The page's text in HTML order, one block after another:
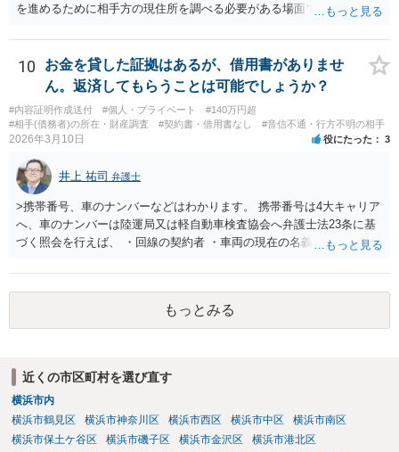
を進めるために相手方の現住所を調べる必要がある場面でも利用が検
は「住所調査だけ単体」で依頼するものではなく、支払督促申立てな
どの事件そのものを弁護士に依頼した上で、その事件処理の一環とし
て行う必要があります。また、23条照会をかければ必ず住所が判明す
るとは限りません。どの情報を手掛かりに、どこに照会するか、照会
先が回答に応じるかによって結果は変わります。したがって、支払督
促の段階でも利用は可能だが、成功するかは事案次第ということにな
護士に「支払督促申立てを前提に住所調査もお願いしたい」と相談す
るのがよいと思われます。
10
お金を貸した証拠はあるが、借用書がありませ
ん。返済してもらうことは可能でしょうか？
#内容証明作成送付 #個人・プライベート
#140万円超
#相手(債務者)の所在・財産調査
#契約書・借用書なし #音信不通・行方不明の相手
2026年3月10日 役にたった 3
井上 祐司 弁護士
>携帯番号、車のナンバーなどはわかります。 携帯番号は4大キャリア
へ、車のナンバーは陸運局又は軽自動車検査協会へ弁護士法23条に基
づく照会を行えば、 ・回線の契約者 ・車両の現在の名義人 は、分か
義人であれば住所の特定につながりますが、 ・元彼・元カノ名義の回
線を使用している ・友人の車を借りたり名義残りのまま使用している
場合が稀にあり、この場合は照会しても住所の特定ができない場合も
しばしば存在します。 なお、貸金返還請求事件の受任を前提とせず弁
もっとみる
近くの市区町村を選び直す
横浜市内
横浜市鶴見区
横浜市神奈川区 横浜市西区 横浜市中区
横浜市南区
横浜市保土ケ谷区
横浜市磯子区 横浜市金沢区
横浜市港北区